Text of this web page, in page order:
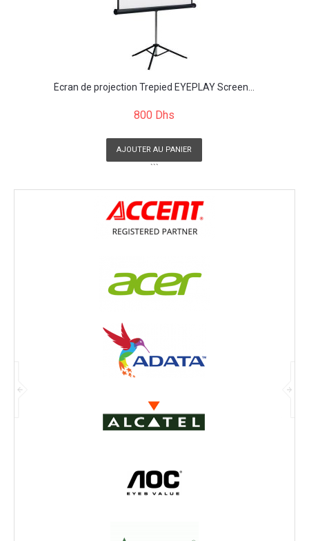
Écran de projection Trepied EYEPLAY Screen...
800 Dhs
AJOUTER AU PANIER
```